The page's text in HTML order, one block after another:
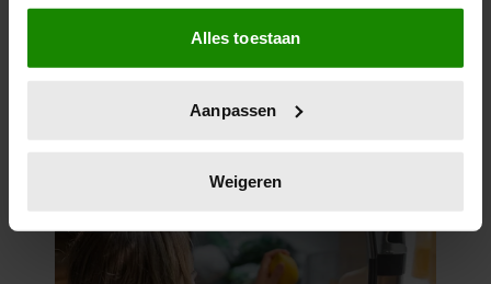
Als u het toestaat, willen we ook graag:
Informatie verzamelen over uw geografische
locatie, die tot een paar meter nauwkeurig kan zijn
scannen op specifieke eigenschappen (fingerprinting)
verwerkt en stel uw voorkeuren in het
intrekken in de Cookieverklaring.
Alles toestaan
Aanpassen
Weigeren